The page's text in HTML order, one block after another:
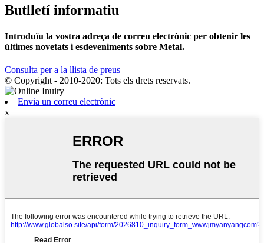
Butlletí informatiu
Introduïu la vostra adreça de correu electrònic per obtenir les
últimes novetats i esdeveniments sobre Metal.
Consulta per a la llista de preus
© Copyright - 2010-2020: Tots els drets reservats.
Envia un correu electrònic
x